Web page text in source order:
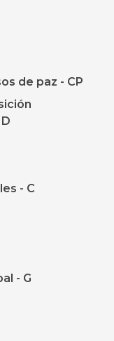
de paz - CP
- C
- G